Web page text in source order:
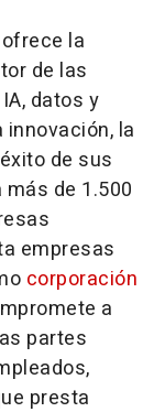
la
de las
datos y
la
de sus
de 1.500
empresas
corporación
a
partes
presta